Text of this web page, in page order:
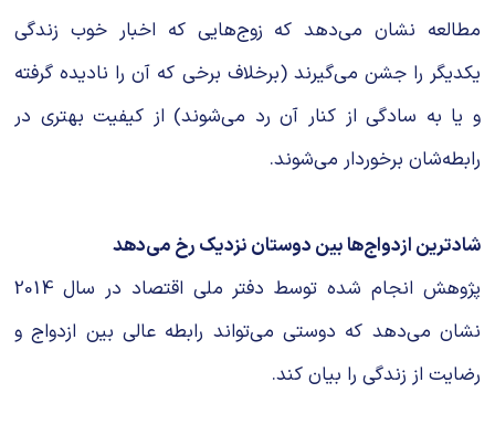
مطالعه نشان می‌دهد که زوج‌هایی که اخبار خوب زندگی
یکدیگر را جشن می‌گیرند (برخلاف برخی که آن را نادیده گرفته
و یا به سادگی از کنار آن رد می‌شوند) از کیفیت بهتری در
رابطه‌شان برخوردار می‌شوند.
شادترین ازدواج‌ها بین دوستان نزدیک رخ می‌دهد
پژوهش انجام شده توسط دفتر ملی اقتصاد در سال 2014
نشان می‌دهد که دوستی می‌تواند رابطه عالی بین ازدواج و
رضایت از زندگی را بیان کند.